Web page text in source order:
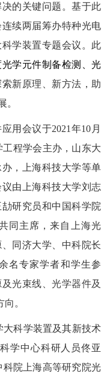
的关键问题。基于此
连续两届筹办特种光电
学装置专题会议。此
学元件制备检测、光
新原理、新方法，助
。
用会议于2021 年10 月
程学会主办，山东大
，上海科技大学等单
由上海科技大学刘志
研究员和中国科学院
同主席，来自上海光
同济大学、中科院长
名专家学者和学生参
光束线、光学器件及
向 。
大科学装置及其新技术
学中心科研人员佟亚
科院上海高等研究院光